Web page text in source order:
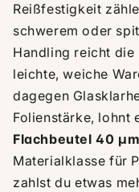
Reißfestigkeit
schwerem oder
Handling reicht die
leichte, weiche
dagegen
Folienstärke, lohnt
Flachbeutel 40 µm
Materialklasse für
zahlst du etwas